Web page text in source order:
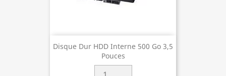
Disque Dur HDD Interne 500 Go 3,5
Pouces